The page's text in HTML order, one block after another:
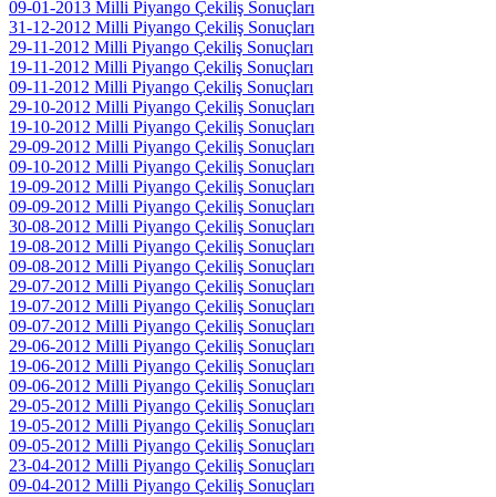
09-01-2013 Milli Piyango Çekiliş Sonuçları
31-12-2012 Milli Piyango Çekiliş Sonuçları
29-11-2012 Milli Piyango Çekiliş Sonuçları
19-11-2012 Milli Piyango Çekiliş Sonuçları
09-11-2012 Milli Piyango Çekiliş Sonuçları
29-10-2012 Milli Piyango Çekiliş Sonuçları
19-10-2012 Milli Piyango Çekiliş Sonuçları
29-09-2012 Milli Piyango Çekiliş Sonuçları
09-10-2012 Milli Piyango Çekiliş Sonuçları
19-09-2012 Milli Piyango Çekiliş Sonuçları
09-09-2012 Milli Piyango Çekiliş Sonuçları
30-08-2012 Milli Piyango Çekiliş Sonuçları
19-08-2012 Milli Piyango Çekiliş Sonuçları
09-08-2012 Milli Piyango Çekiliş Sonuçları
29-07-2012 Milli Piyango Çekiliş Sonuçları
19-07-2012 Milli Piyango Çekiliş Sonuçları
09-07-2012 Milli Piyango Çekiliş Sonuçları
29-06-2012 Milli Piyango Çekiliş Sonuçları
19-06-2012 Milli Piyango Çekiliş Sonuçları
09-06-2012 Milli Piyango Çekiliş Sonuçları
29-05-2012 Milli Piyango Çekiliş Sonuçları
19-05-2012 Milli Piyango Çekiliş Sonuçları
09-05-2012 Milli Piyango Çekiliş Sonuçları
23-04-2012 Milli Piyango Çekiliş Sonuçları
09-04-2012 Milli Piyango Çekiliş Sonuçları